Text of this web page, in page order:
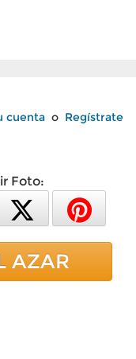
cuenta o Regístrate
Foto:
AZAR